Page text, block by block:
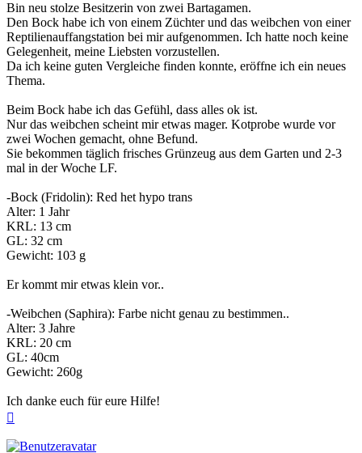
Bin neu stolze Besitzerin von zwei Bartagamen.
Den Bock habe ich von einem Züchter und das weibchen von einer
Reptilienauffangstation bei mir aufgenommen. Ich hatte noch keine
Gelegenheit, meine Liebsten vorzustellen.
Da ich keine guten Vergleiche finden konnte, eröffne ich ein neues
Thema.
Beim Bock habe ich das Gefühl, dass alles ok ist.
Nur das weibchen scheint mir etwas mager. Kotprobe wurde vor
zwei Wochen gemacht, ohne Befund.
Sie bekommen täglich frisches Grünzeug aus dem Garten und 2-3
mal in der Woche LF.
-Bock (Fridolin): Red het hypo trans
Alter: 1 Jahr
KRL: 13 cm
GL: 32 cm
Gewicht: 103 g
Er kommt mir etwas klein vor..
-Weibchen (Saphira): Farbe nicht genau zu bestimmen..
Alter: 3 Jahre
KRL: 20 cm
GL: 40cm
Gewicht: 260g
Ich danke euch für eure Hilfe!